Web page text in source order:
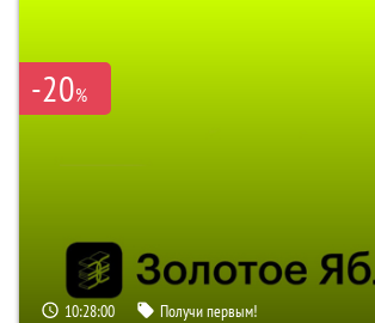
-20%
10:27:59 Получи первым!